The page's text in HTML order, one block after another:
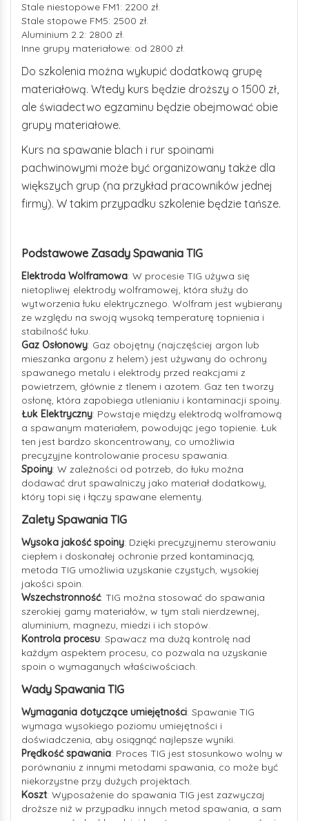
Stale niestopowe FM1: 2200 zł.
Stale stopowe FM5: 2500 zł.
Aluminium 2.2: 2800 zł.
Inne grupy materiałowe: od 2800 zł.
Do szkolenia można wykupić dodatkową grupę
materiałową. Wtedy kurs będzie droższy o 1500 zł,
ale świadectwo egzaminu będzie obejmować obie
grupy materiałowe.
Kurs na spawanie blach i rur spoinami
pachwinowymi może być organizowany także dla
większych grup (na przykład pracowników jednej
firmy). W takim przypadku szkolenie będzie tańsze.
Podstawowe Zasady Spawania TIG
Elektroda Wolframowa: W procesie TIG używa się
nietopliwej elektrody wolframowej, która służy do
wytworzenia łuku elektrycznego. Wolfram jest wybierany
ze względu na swoją wysoką temperaturę topnienia i
stabilność łuku.
Gaz Osłonowy: Gaz obojętny (najczęściej argon lub
mieszanka argonu z helem) jest używany do ochrony
spawanego metalu i elektrody przed reakcjami z
powietrzem, głównie z tlenem i azotem. Gaz ten tworzy
osłonę, która zapobiega utlenianiu i kontaminacji spoiny.
Łuk Elektryczny: Powstaje między elektrodą wolframową
a spawanym materiałem, powodując jego topienie. Łuk
ten jest bardzo skoncentrowany, co umożliwia
precyzyjne kontrolowanie procesu spawania.
Spoiny: W zależności od potrzeb, do łuku można
dodawać drut spawalniczy jako materiał dodatkowy,
który topi się i łączy spawane elementy.
Zalety Spawania TIG
Wysoka jakość spoiny: Dzięki precyzyjnemu sterowaniu
ciepłem i doskonałej ochronie przed kontaminacją,
metoda TIG umożliwia uzyskanie czystych, wysokiej
jakości spoin.
Wszechstronność: TIG można stosować do spawania
szerokiej gamy materiałów, w tym stali nierdzewnej,
aluminium, magnezu, miedzi i ich stopów.
Kontrola procesu: Spawacz ma dużą kontrolę nad
każdym aspektem procesu, co pozwala na uzyskanie
spoin o wymaganych właściwościach.
Wady Spawania TIG
Wymagania dotyczące umiejętności: Spawanie TIG
wymaga wysokiego poziomu umiejętności i
doświadczenia, aby osiągnąć najlepsze wyniki.
Prędkość spawania: Proces TIG jest stosunkowo wolny w
porównaniu z innymi metodami spawania, co może być
niekorzystne przy dużych projektach.
Koszt: Wyposażenie do spawania TIG jest zazwyczaj
droższe niż w przypadku innych metod spawania, a sam